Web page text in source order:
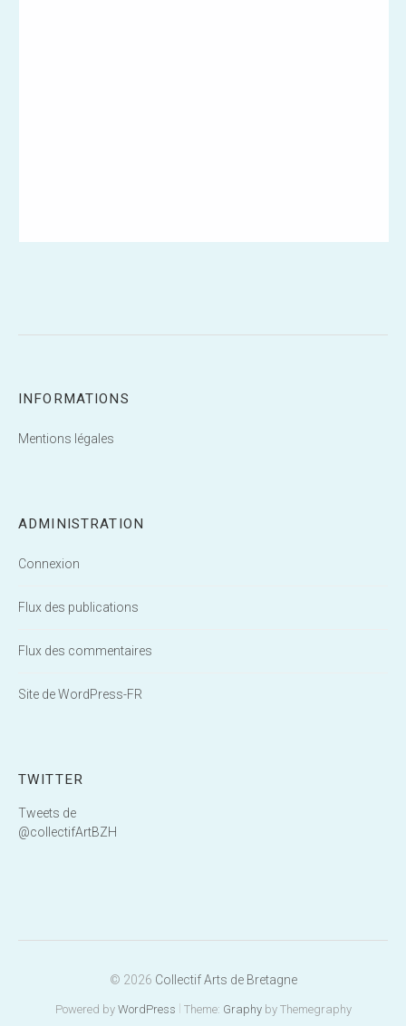
INFORMATIONS
Mentions légales
ADMINISTRATION
Connexion
Flux des publications
Flux des commentaires
Site de WordPress-FR
TWITTER
Tweets de
@collectifArtBZH
© 2026 Collectif Arts de Bretagne
Powered by WordPress | Theme: Graphyby Themegraphy